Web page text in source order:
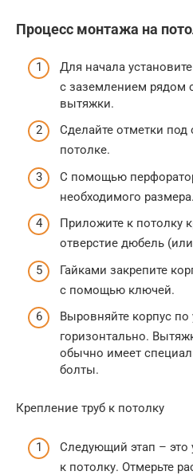
Процесс монтажа на
Для начала
с заземлением рядом
вытяжки.
Сделайте отметки
потолке.
С помощью
необходимого размера.
Приложите к потолку
отверстие дюбель
Гайками закрепите
с помощью ключей.
Выровняйте корпус по
горизонтально.
обычно имеет
болты.
Крепление труб к потолку
Следующий этап – это
к потолку. Отмерьте